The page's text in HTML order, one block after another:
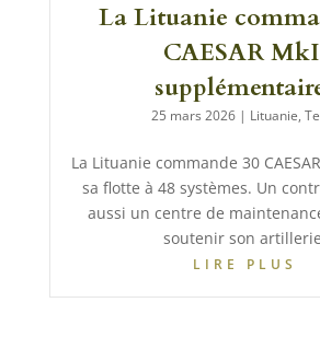
La Lituanie
CAESAR
25 mars 2026 | Lituanie,
La Lituanie commande 30
sa flotte à 48 systèmes. Un
aussi un centre de
soutenir son
LIRE PLUS